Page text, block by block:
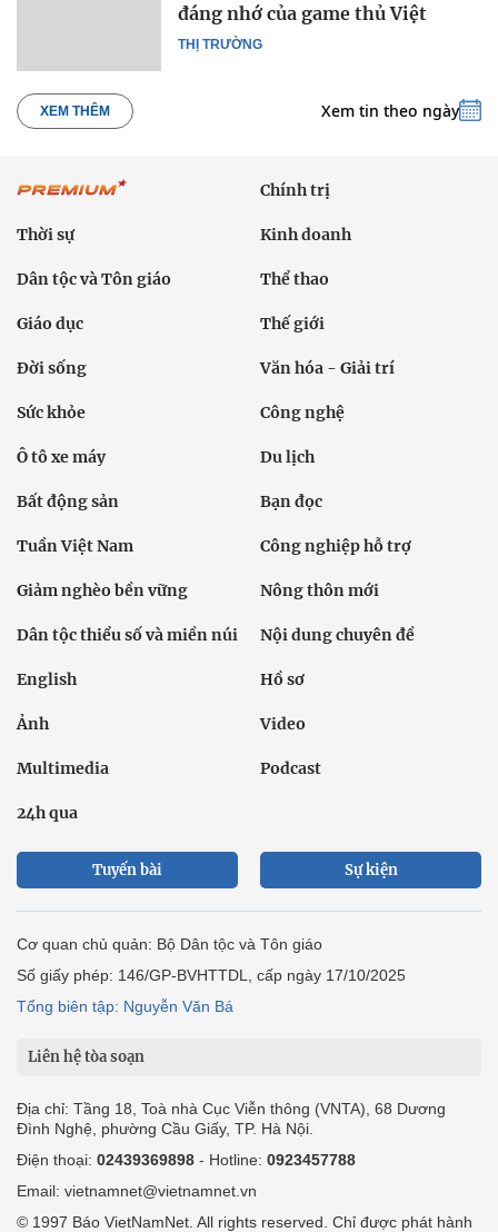
THỊ TRƯỜNG
đáng nhớ của game thủ Việt
XEM THÊM Xem tin theo ngày
Chính trị
Thời sự Kinh doanh
Dân tộc và Tôn giáo Thể thao
Giáo dục Thế giới
Đời sống Văn hóa - Giải trí
Sức khỏe Công nghệ
Ô tô xe máy Du lịch
Bất động sản Bạn đọc
Tuần Việt Nam Công nghiệp hỗ trợ
Giảm nghèo bền vững Nông thôn mới
Dân tộc thiểu số và miền núi Nội dung chuyên đề
English Hồ sơ
Ảnh Video
Multimedia Podcast
24h qua
Tuyến bài Sự kiện
Cơ quan chủ quản: Bộ Dân tộc và Tôn giáo
Số giấy phép: 146/GP-BVHTTDL, cấp ngày 17/10/2025
Tổng biên tập: Nguyễn Văn Bá
Liên hệ tòa soạn
Địa chỉ: Tầng 18, Toà nhà Cục Viễn thông (VNTA), 68 Dương
Đình Nghệ, phường Cầu Giấy, TP. Hà Nội.
Điện thoại: 02439369898 - Hotline: 0923457788
Email: vietnamnet@vietnamnet.vn
© 1997 Báo VietNamNet. All rights reserved. Chỉ được phát hành